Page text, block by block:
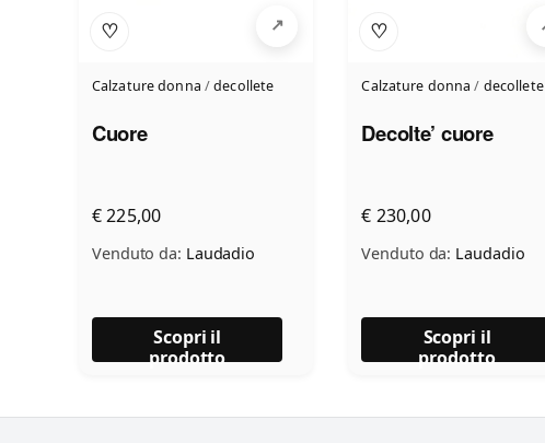
♡
Calzature donna /decollete
Cuore
€ 225,00
Venduto da: Laudadio
Scopri il
prodotto
♡
Calzature donna / decollete
Decolte’ cuore
€ 230,00
Venduto da: Laudadio
Scopri il
prodotto